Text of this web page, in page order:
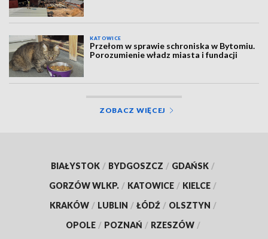
KATOWICE
Przełom w sprawie schroniska w Bytomiu.
Porozumienie władz miasta i fundacji
ZOBACZ WIĘCEJ
BIAŁYSTOK / BYDGOSZCZ / GDAŃSK /
GORZÓW WLKP. / KATOWICE / KIELCE /
KRAKÓW / LUBLIN / ŁÓDŹ / OLSZTYN /
OPOLE / POZNAŃ / RZESZÓW /